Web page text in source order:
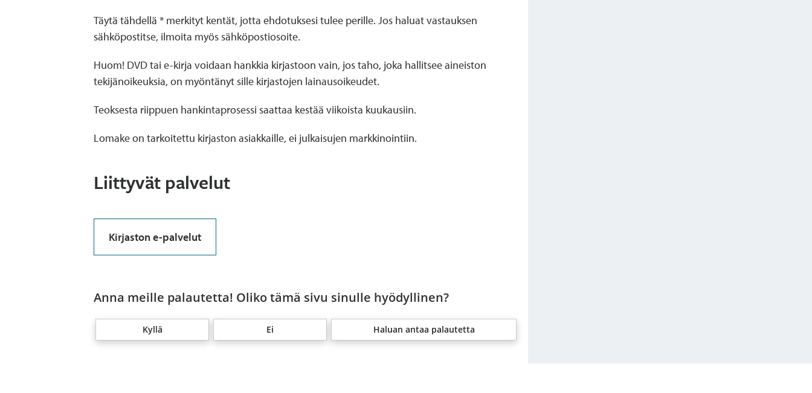
Täytä tähdellä * merkityt kentät, jotta ehdotuksesi tulee perille. Jos haluat vastauksen
sähköpostitse, ilmoita myös sähköpostiosoite.
Huom! DVD tai e-kirja voidaan hankkia kirjastoon vain, jos taho, joka hallitsee aineiston
tekijänoikeuksia, on myöntänyt sille kirjastojen lainausoikeudet.
Teoksesta riippuen hankintaprosessi saattaa kestää viikoista kuukausiin.
Lomake on tarkoitettu kirjaston asiakkaille, ei julkaisujen markkinointiin.
Liittyvät palvelut
Kirjaston e-palvelut
Anna meille palautetta! Oliko tämä sivu sinulle hyödyllinen?
Kyllä Ei Haluan antaa palautetta